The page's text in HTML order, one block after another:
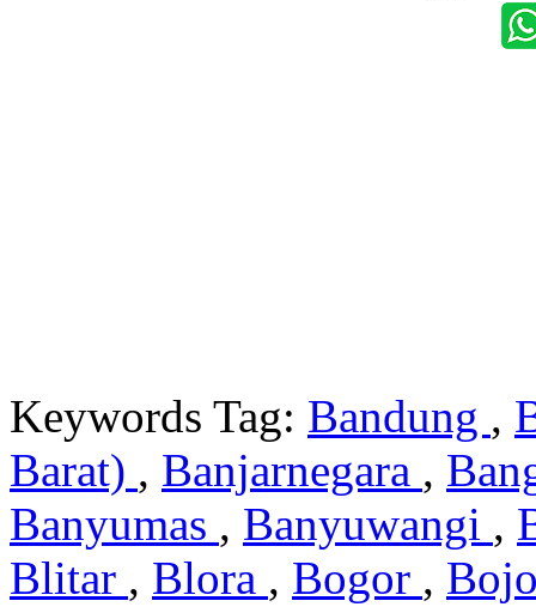
Keywords Tag: Bandung ,
Barat) , Banjarnegara ,
Banyumas , Banyuwangi ,
Blitar , Blora , Bogor ,